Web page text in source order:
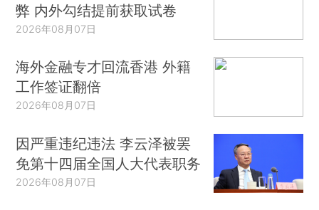
弊 内外勾结提前获取试卷
2026年08月07日
海外金融专才回流香港 外籍
工作签证翻倍
2026年08月07日
因严重违纪违法 李云泽被罢
免第十四届全国人大代表职务
2026年08月07日